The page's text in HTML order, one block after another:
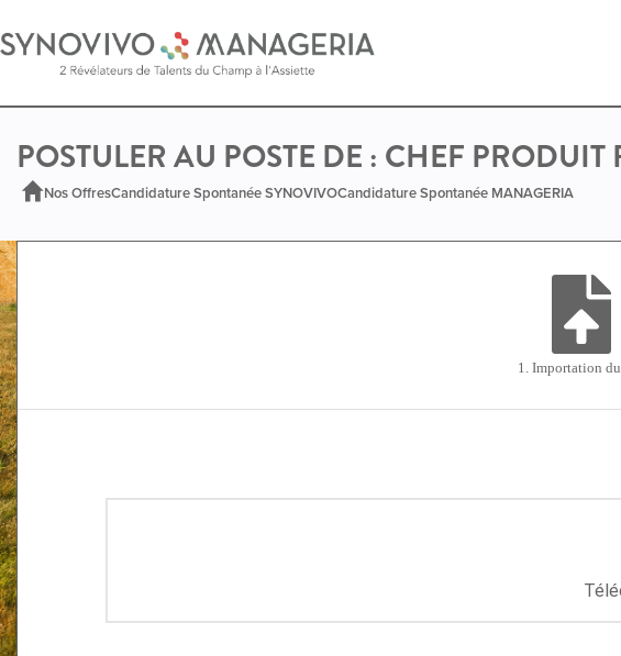
POSTULER AU POSTE DE : CHEF
Nos OffresCandidature Spontanée SYNOVIVOCandidature Spontanée MANAGERIA